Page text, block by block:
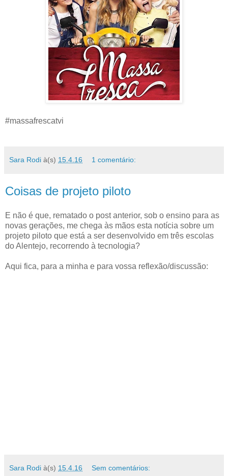
#massafrescatvi
Sara Rodi à(s) 15.4.16 1 comentário:
Coisas de projeto piloto
E não é que, rematado o post anterior, sob o ensino para as
novas gerações, me chega às mãos esta notícia sobre um
projeto piloto que está a ser desenvolvido em três escolas
do Alentejo, recorrendo à tecnologia?
Aqui fica, para a minha e para vossa reflexão/discussão:
Sara Rodi à(s) 15.4.16 Sem comentários: